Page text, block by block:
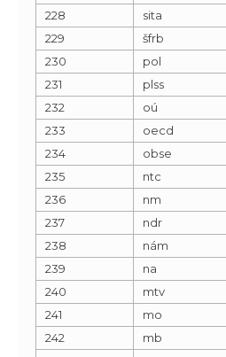
228
sita
229
šfrb
230
pol
231
plss
232
oú
233
oecd
234
obse
235
ntc
236
nm
237
ndr
238
nám
239
na
240
mtv
241
mo
242
mb